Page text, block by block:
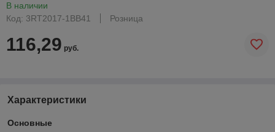
В наличии
Код: 3RT2017-1BB41
Розница
116,29 руб.
Характеристики
Основные